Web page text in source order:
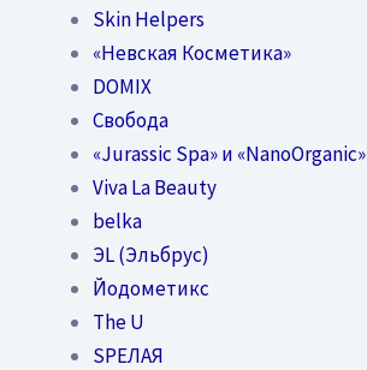
Skin Helpers
«Невская Косметика»
DOMIX
Свобода
«Jurassic Spa» и «NanoOrganic»
Viva La Beauty
belka
ЭL (Эльбрус)
Йодометикс
The U
SPEЛАЯ